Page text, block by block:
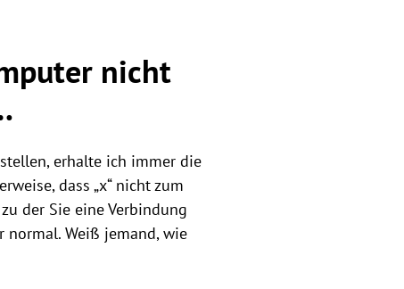
nicht
erhalte ich immer die
dass „x“ nicht zum
der Sie eine Verbindung
normal. Weiß jemand, wie